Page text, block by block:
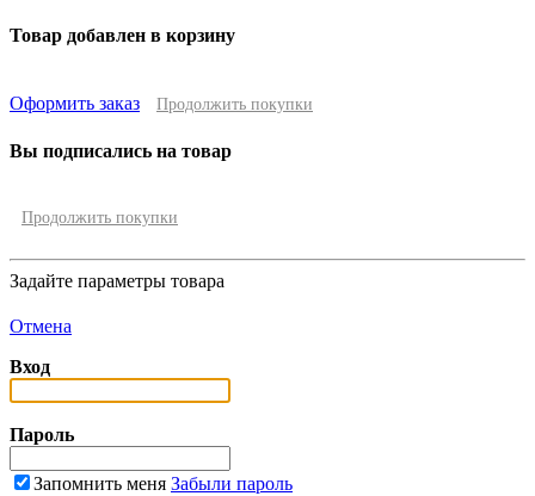
Товар добавлен в корзину
Оформить заказ Продолжить покупки
Вы подписались на товар
Продолжить покупки
Задайте параметры товара
Отмена
Вход
Пароль
Запомнить меня Забыли пароль